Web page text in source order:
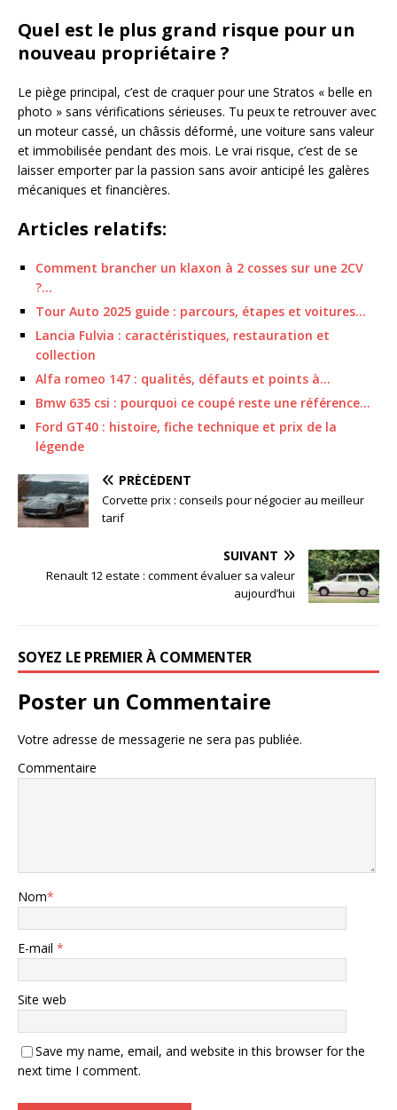
Quel est le plus grand risque pour un
nouveau propriétaire ?
Le piège principal, c’est de craquer pour une Stratos « belle en
photo » sans vérifications sérieuses. Tu peux te retrouver avec
un moteur cassé, un châssis déformé, une voiture sans valeur
et immobilisée pendant des mois. Le vrai risque, c’est de se
laisser emporter par la passion sans avoir anticipé les galères
mécaniques et financières.
Articles relatifs:
Comment brancher un klaxon à 2 cosses sur une 2CV
?…
Tour Auto 2025 guide : parcours, étapes et voitures…
Lancia Fulvia : caractéristiques, restauration et
collection
Alfa romeo 147 : qualités, défauts et points à…
Bmw 635 csi : pourquoi ce coupé reste une référence…
Ford GT40 : histoire, fiche technique et prix de la
légende
PRÉCÉDENT
Corvette prix : conseils pour négocier au meilleur
tarif
SUIVANT
Renault 12 estate : comment évaluer sa valeur
aujourd’hui
SOYEZ LE PREMIER À COMMENTER
Poster un Commentaire
Votre adresse de messagerie ne sera pas publiée.
Commentaire
Nom*
E-mail *
Site web
Save my name, email, and website in this browser for the
next time I comment.